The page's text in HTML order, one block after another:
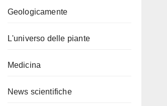
Geologicamente
L'universo delle piante
Medicina
News scientifiche